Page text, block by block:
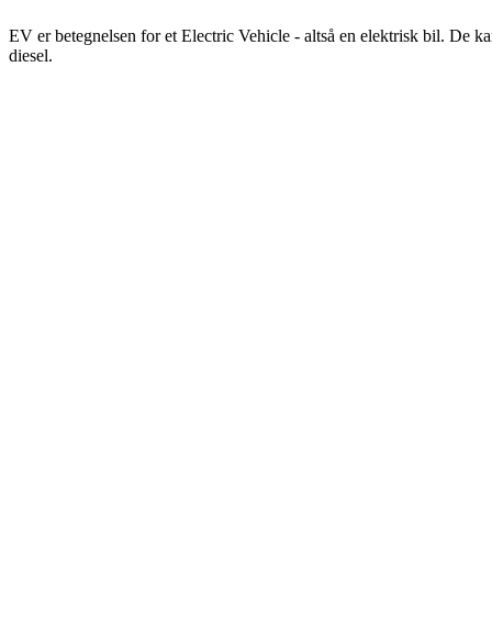
EV er betegnelsen for et Electric Vehicle - altså en elektrisk bil. De
diesel.